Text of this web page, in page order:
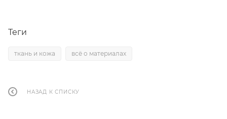
Теги
ткань и кожа всё о материалах
НАЗАД К СПИСКУ